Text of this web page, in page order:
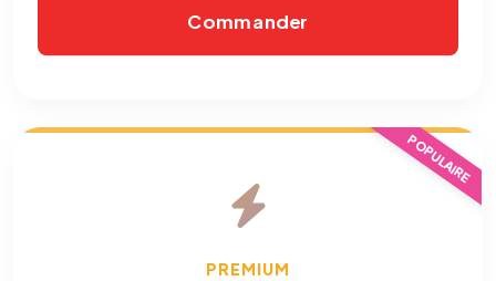
Commander
POPULAIRE
PREMIUM